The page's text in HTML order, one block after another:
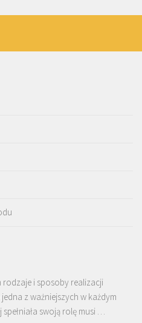
i sposoby realizacji
z ważniejszych w każdym
swoją rolę musi …